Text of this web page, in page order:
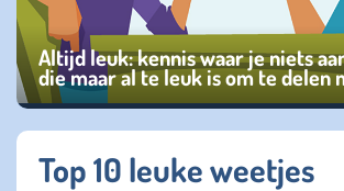
Altijd leuk: kennis waar je niets
die maar al te leuk is om te delen
Top 10 leuke weetjes